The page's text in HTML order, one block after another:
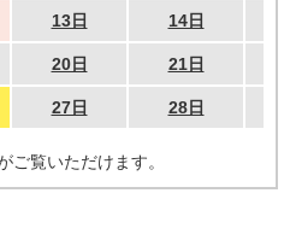
13日 14日
20日 21日
27日 28日
ご覧いただけます。